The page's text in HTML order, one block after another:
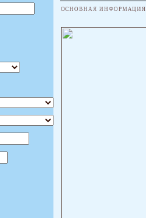
ОСНОВНАЯ ИНФОРМАЦИЯ